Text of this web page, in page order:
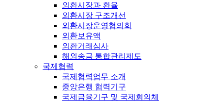
외환시장과 환율
외환시장 구조개선
외환시장운영협의회
외환보유액
외환거래심사
해외송금 통합관리제도
국제협력
국제협력업무 소개
중앙은행 협력기구
국제금융기구 및 국제회의체